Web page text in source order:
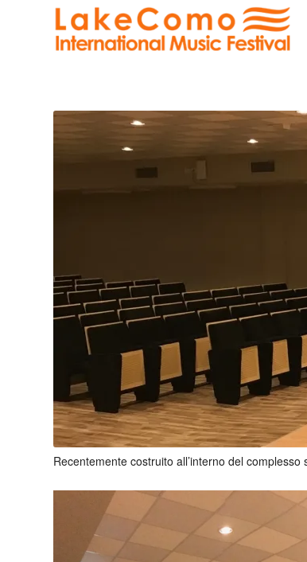
Recentemente costruito all’interno del